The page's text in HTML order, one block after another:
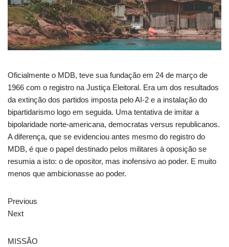
Oficialmente o MDB, teve sua fundação em 24 de março de
1966 com o registro na Justiça Eleitoral. Era um dos resultados
da extinção dos partidos imposta pelo AI-2 e a instalação do
bipartidarismo logo em seguida. Uma tentativa de imitar a
bipolaridade norte-americana, democratas versus republicanos.
A diferença, que se evidenciou antes mesmo do registro do
MDB, é que o papel destinado pelos militares à oposição se
resumia a isto: o de opositor, mas inofensivo ao poder. E muito
menos que ambicionasse ao poder.
Previous
Next
MISSÃO